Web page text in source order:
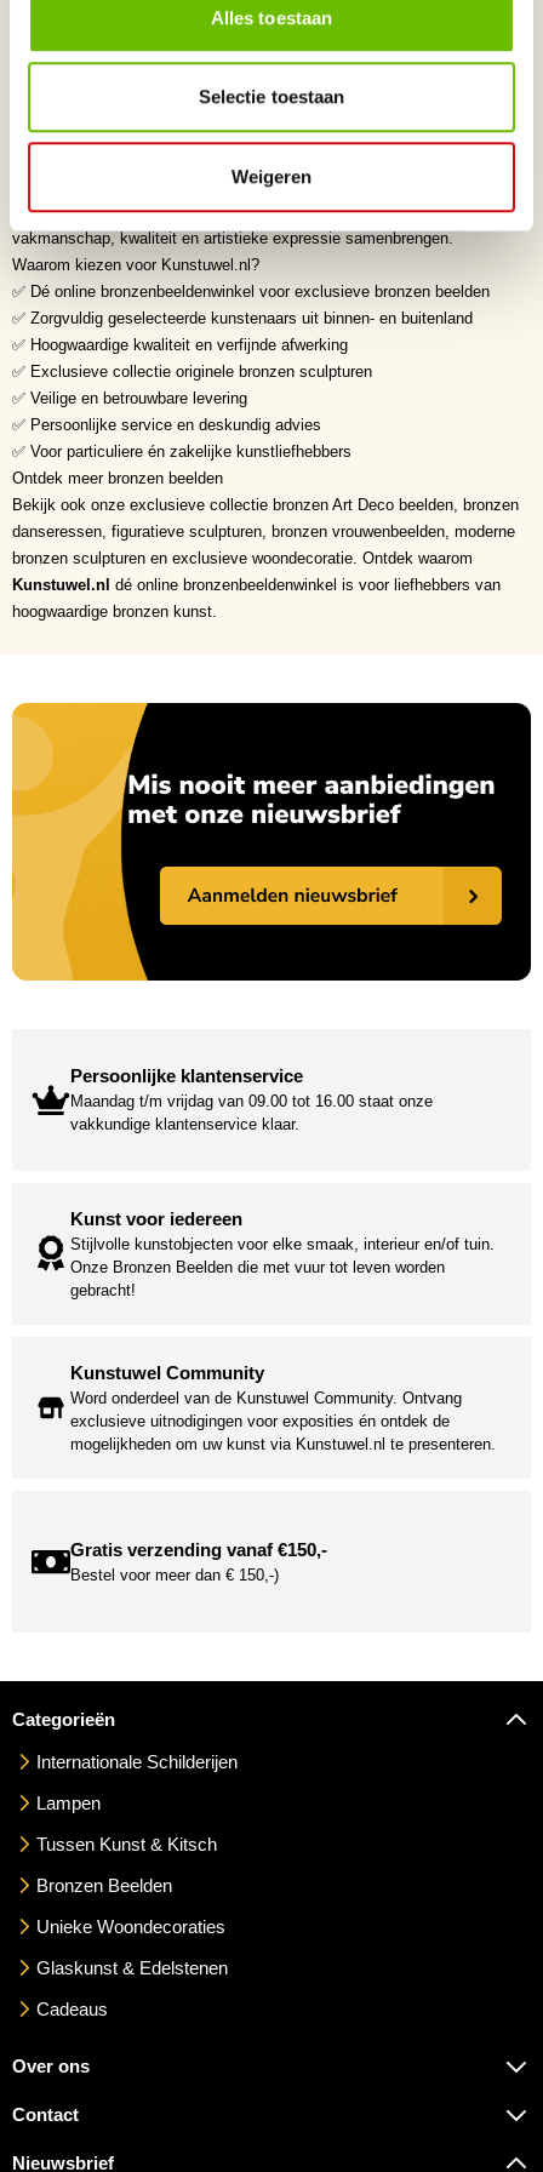
Alles toestaan
Selectie toestaan
Weigeren
Een bronzen beeld is veel meer dan een decoratief object; het is een
tijdloos kunstwerk dat karakter, elegantie en persoonlijkheid toevoegt aan
een sculptuur jarenlang zijn schoonheid en wordt het vaak een waardevol
erfstuk dat generaties lang meegaat. Of u nu kiest voor een dierenbeeld,
vertelt een verhaal en creëert een exclusieve uitstraling. Bij
vindt u een zorgvuldig geselecteerde collectie bronzen beelden die
vakmanschap, kwaliteit en artistieke expressie samenbrengen.
Waarom kiezen voor Kunstuwel.nl?
✅ Dé online bronzenbeeldenwinkel voor exclusieve bronzen beelden
✅ Zorgvuldig geselecteerde kunstenaars uit binnen- en buitenland
✅ Hoogwaardige kwaliteit en verfijnde afwerking
✅ Exclusieve collectie originele bronzen sculpturen
✅ Veilige en betrouwbare levering
✅ Persoonlijke service en deskundig advies
✅ Voor particuliere én zakelijke kunstliefhebbers
Ontdek meer bronzen beelden
Bekijk ook onze exclusieve collectie bronzen Art Deco beelden, bronzen
danseressen, figuratieve sculpturen, bronzen vrouwenbeelden, moderne
bronzen sculpturen en exclusieve woondecoratie. Ontdek waarom
Kunstuwel.nl dé online bronzenbeeldenwinkel is voor liefhebbers van
hoogwaardige bronzen kunst.
Persoonlijke klantenservice
Maandag t/m vrijdag van 09.00 tot 16.00 staat onze
vakkundige klantenservice klaar.
Kunst voor iedereen
Stijlvolle kunstobjecten voor elke smaak, interieur en/of tuin.
Onze Bronzen Beelden die met vuur tot leven worden
gebracht!
Kunstuwel Community
Word onderdeel van de Kunstuwel Community. Ontvang
exclusieve uitnodigingen voor exposities én ontdek de
mogelijkheden om uw kunst via Kunstuwel.nl te presenteren.
Gratis verzending vanaf €150,-
Bestel voor meer dan € 150,-)
Categorieën
Internationale Schilderijen
Lampen
Tussen Kunst & Kitsch
Bronzen Beelden
Unieke Woondecoraties
Glaskunst & Edelstenen
Cadeaus
Over ons
Contact
Nieuwsbrief